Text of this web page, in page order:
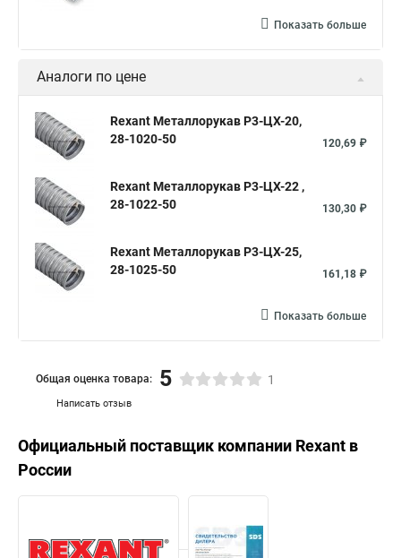
Показать больше
Аналоги по цене
Rexant Металлорукав Р3-ЦХ-20,
28-1020-50
120,69 ₽
Rexant Металлорукав Р3-ЦХ-22 ,
28-1022-50
130,30 ₽
Rexant Металлорукав Р3-ЦХ-25,
28-1025-50
161,18 ₽
Показать больше
Написать отзыв
Общая оценка товара: 5 1
Официальный поставщик компании Rexant в
России